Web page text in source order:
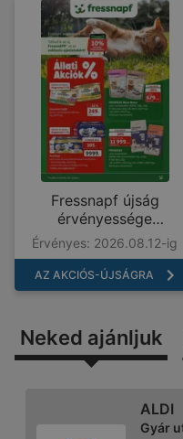
Fressnapf újság
érvényessége
2026.08.12-ig
Érvényes: 2026.08.12-ig
AZ AKCIÓS-ÚJSÁGRA
Neked ajánljuk
ALDI
Gyár